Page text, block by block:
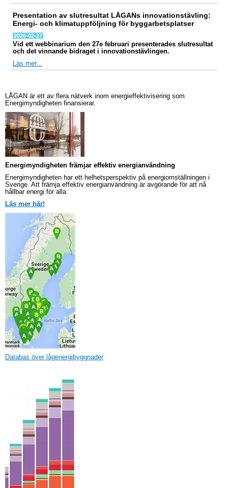
Presentation av slutresultat LÅGANs innovationstävling:
Energi- och klimatuppföljning för byggarbetsplatser
2026-02-27
Vid ett webbinarium den 27e februari presenterades slutresultat
och det vinnande bidraget i innovationstävlingen.
Läs mer...
LÅGAN är ett av flera nätverk inom energieffektivisering som
Energimyndigheten finansierar.
Energimyndigheten främjar effektiv energianvändning
Energimyndigheten har ett helhetsperspektiv på energiomställningen i
Sverige. Att främja effektiv energianvändning är avgörande för att nå
hållbar energi för alla.
Läs mer här!
Databas över lågenergibyggnader